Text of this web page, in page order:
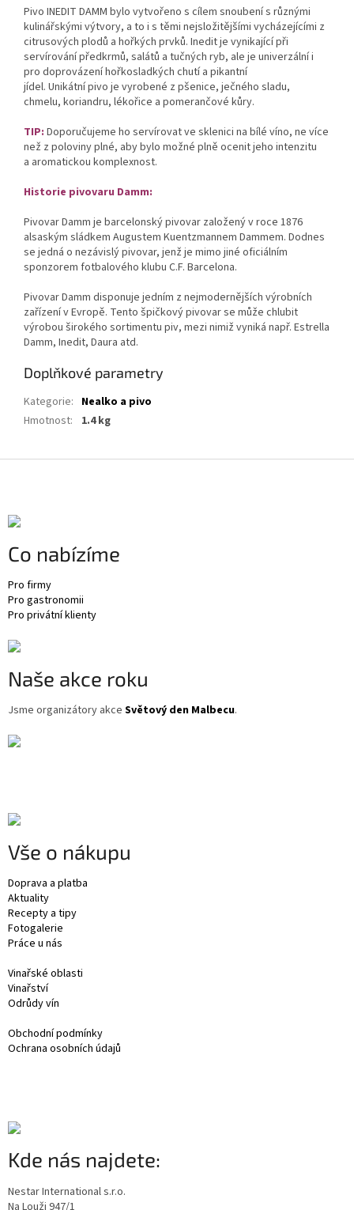
Pivo INEDIT DAMM bylo vytvořeno s cílem snoubení s různými
kulinářskými výtvory, a to i s těmi nejsložitějšími vycházejícími z
citrusových plodů a hořkých prvků. Inedit je vynikající při
servírování předkrmů, salátů a tučných ryb, ale je univerzální i
pro doprovázení hořkosladkých chutí a pikantní
jídel. Unikátní pivo je vyrobené z pšenice, ječného sladu,
chmelu, koriandru, lékořice a pomerančové kůry.
TIP: Doporučujeme ho servírovat ve sklenici na bílé víno, ne více
než z poloviny plné, aby bylo možné plně ocenit jeho intenzitu
a aromatickou komplexnost.
Historie pivovaru Damm:
Pivovar Damm je barcelonský pivovar založený v roce 1876
alsaským sládkem Augustem Kuentzmannem Dammem. Dodnes
se jedná o nezávislý pivovar, jenž je mimo jiné oficiálním
sponzorem fotbalového klubu C.F. Barcelona.
Pivovar Damm disponuje jedním z nejmodernějších výrobních
zařízení v Evropě. Tento špičkový pivovar se může chlubit
výrobou širokého sortimentu piv, mezi nimiž vyniká např. Estrella
Damm, Inedit, Daura atd.
Doplňkové parametry
Kategorie: Nealko a pivo
Hmotnost: 1.4 kg
Co nabízíme
Pro firmy
Pro gastronomii
Pro privátní klienty
Naše akce roku
Jsme organizátory akce Světový den Malbecu.
Vše o nákupu
Doprava a platba
Aktuality
Recepty a tipy
Fotogalerie
Práce u nás
Vinařské oblasti
Vinařství
Odrůdy vín
Obchodní podmínky
Ochrana osobních údajů
Kde nás najdete:
Nestar International s.r.o.
Na Louži 947/1